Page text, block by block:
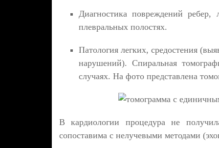
Диагностика повреждений
плевральных полостях.
Патология легких, средостения
нарушений). Спиральная
случаях. На фото представлена
В кардиологии процедура не
сопоставима с нелучевыми методами